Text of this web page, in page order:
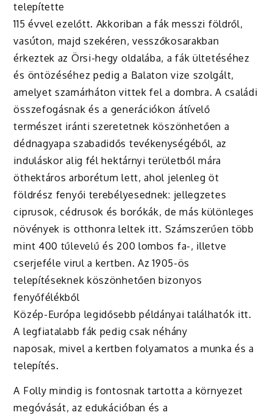
telepítette
115 évvel ezelőtt. Akkoriban a fák messzi földről,
vasúton, majd szekéren, vesszőkosarakban
érkeztek az Örsi-hegy oldalába, a fák ültetéséhez
és öntözéséhez pedig a Balaton vize szolgált,
amelyet szamárháton vittek fel a dombra. A családi
összefogásnak és a generációkon átívelő
természet iránti szeretetnek köszönhetően a
dédnagyapa szabadidős tevékenységéből, az
induláskor alig fél hektárnyi területből mára
öthektáros arborétum lett, ahol jelenleg öt
földrész fenyői terebélyesednek: jellegzetes
ciprusok, cédrusok és borókák, de más különleges
növények is otthonra leltek itt. Számszerűen több
mint 400 tűlevelű és 200 lombos fa-, illetve
cserjeféle virul a kertben. Az 1905-ös
telepítéseknek köszönhetően bizonyos
fenyőfélékből
Közép-Európa legidősebb példányai találhatók itt.
A legfiatalabb fák pedig csak néhány
naposak, mivel a kertben folyamatos a munka és a
telepítés.
A Folly mindig is fontosnak tartotta a környezet
megóvását, az edukációban és a